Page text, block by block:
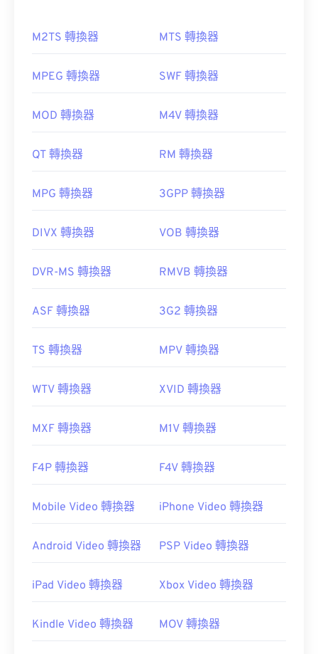
M2TS 轉換器 MTS 轉換器
MPEG 轉換器 SWF 轉換器
MOD 轉換器 M4V 轉換器
QT 轉換器 RM 轉換器
MPG 轉換器 3GPP 轉換器
DIVX 轉換器 VOB 轉換器
DVR-MS 轉換器 RMVB 轉換器
ASF 轉換器 3G2 轉換器
TS 轉換器 MPV 轉換器
WTV 轉換器 XVID 轉換器
MXF 轉換器 M1V 轉換器
F4P 轉換器 F4V 轉換器
Mobile Video 轉換器 iPhone Video 轉換器
Android Video 轉換器 PSP Video 轉換器
iPad Video 轉換器 Xbox Video 轉換器
Kindle Video 轉換器 MOV 轉換器